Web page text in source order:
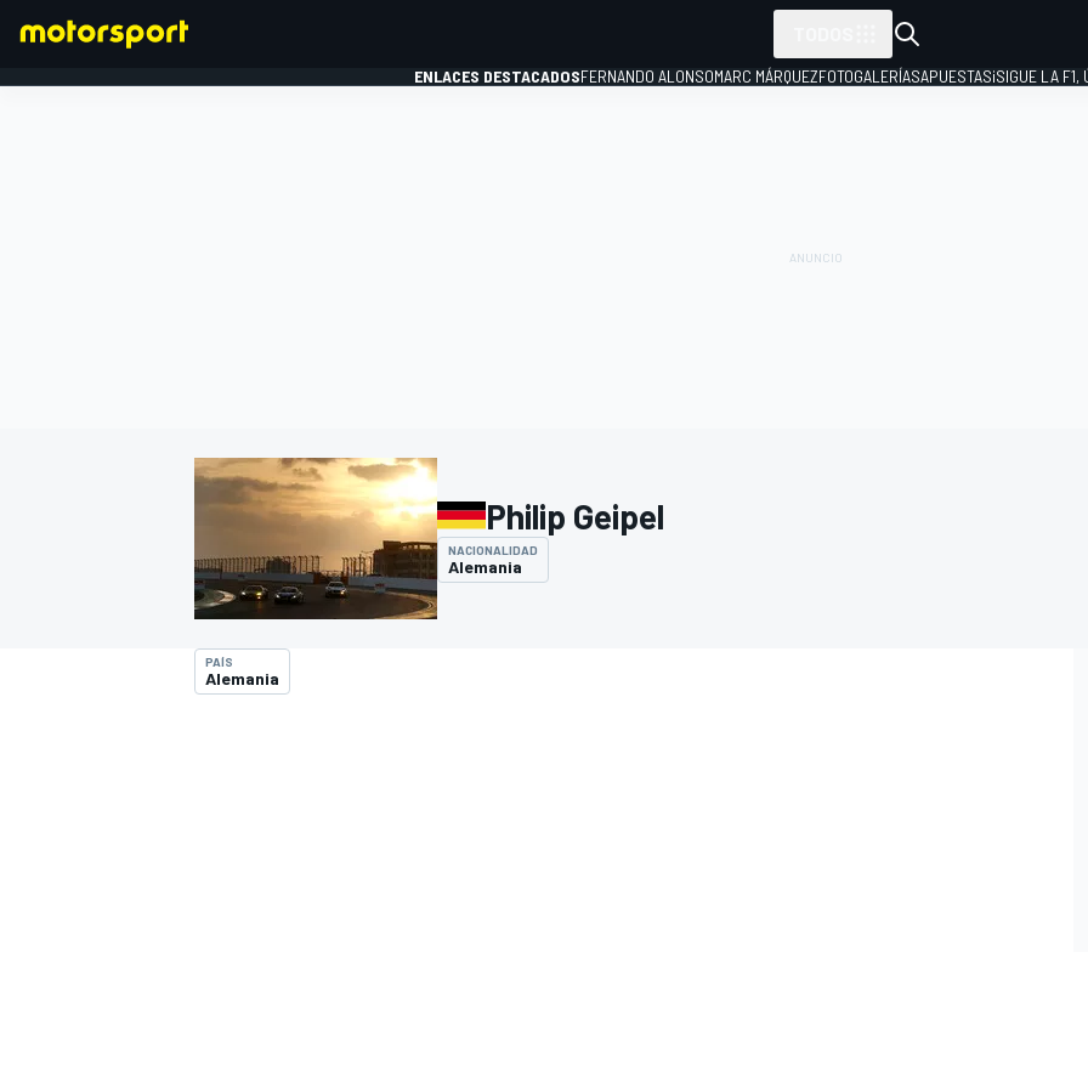
INDYCAR
ENLACES DESTACADOSFERNANDO ALONSOMARC MÁRQUEZFOTOGALERÍASAPUESTAS¡SIGUE LA F1,
Philip Geipel
NACIONALIDAD
Alemania
PAÍS
Alemania